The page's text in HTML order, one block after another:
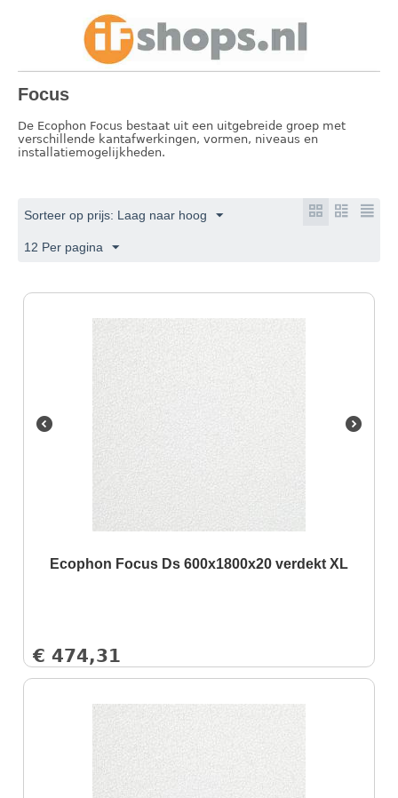
Focus
De Ecophon Focus bestaat uit een uitgebreide groep met
verschillende kantafwerkingen, vormen, niveaus en
installatiemogelijkheden.
Sorteer op prijs: Laag naar hoog
12 Per pagina
Ecophon Focus Ds 600x1800x20 verdekt XL
€ 474,31